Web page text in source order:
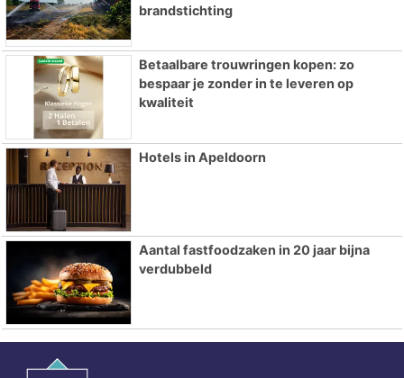
brandstichting
Betaalbare trouwringen kopen: zo
bespaar je zonder in te leveren op
kwaliteit
Hotels in Apeldoorn
Aantal fastfoodzaken in 20 jaar bijna
verdubbeld